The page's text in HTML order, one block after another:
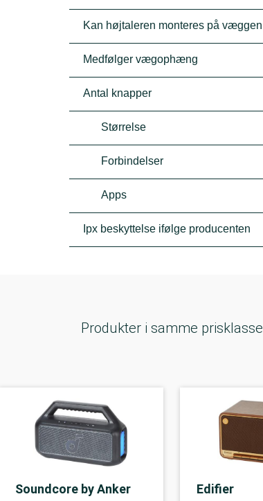
Kan højtaleren monteres på væggen
Medfølger vægophæng
Antal knapper
Størrelse
Forbindelser
Apps
Ipx beskyttelse ifølge producenten
Produkter i samme prisklasse
Soundcore by Anker Edifier